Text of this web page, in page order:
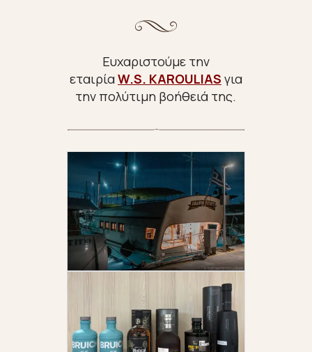
Ευχαριστούμε την
εταιρίαW.S. KAROULIAS για
την πολύτιμη βοήθειά της.